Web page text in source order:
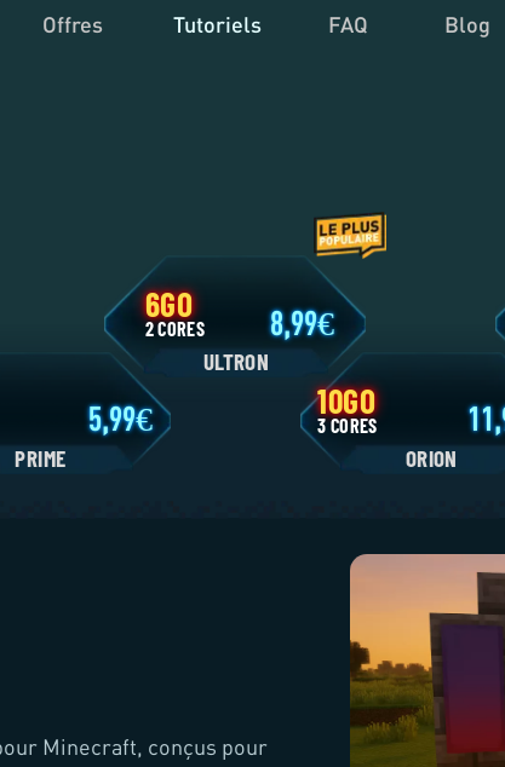
Offres Tutoriels FAQ Blog
5,99
6GO
2 CORES 8,99
ULTRON
10GO
3 CORES
Minecraft, conçus pour